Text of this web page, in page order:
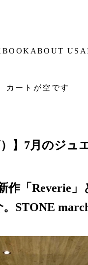
ABOUT US
カートが空です
】7月のジュ
作「Reverie
STONE